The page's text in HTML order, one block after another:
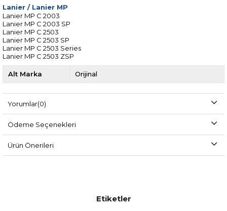
Lanier / Lanier MP
Lanier MP C 2003
Lanier MP C 2003 SP
Lanier MP C 2503
Lanier MP C 2503 SP
Lanier MP C 2503 Series
Lanier MP C 2503 ZSP
Alt Marka Orijinal
Yorumlar(0)
Ödeme Seçenekleri
Ürün Önerileri
Etiketler